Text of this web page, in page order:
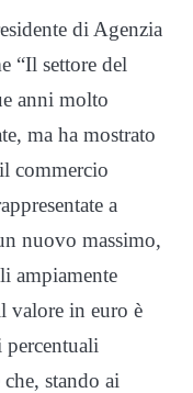
di Agenzia
“Il settore del
anni molto
ma ha mostrato
commercio
a
nuovo massimo,
ampiamente
valore in euro è
stando ai